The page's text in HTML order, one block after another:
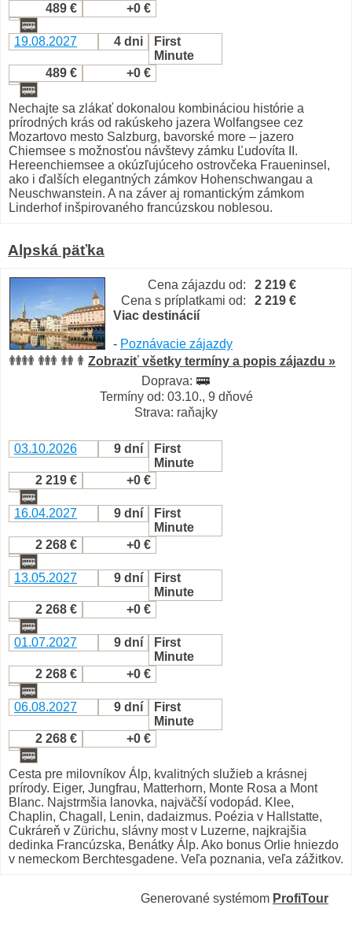
489 €
+0 €
19.08.2027 4 dni
First
Minute
489 €
+0 €
Nechajte sa zlákať dokonalou kombináciou histórie a
prírodných krás od rakúskeho jazera Wolfangsee cez
Mozartovo mesto Salzburg, bavorské more – jazero
Chiemsee s možnosťou návštevy zámku Ľudovíta II.
Hereenchiemsee a okúzľujúceho ostrovčeka Fraueninsel,
ako i ďalších elegantných zámkov Hohenschwangau a
Neuschwanstein. A na záver aj romantickým zámkom
Linderhof inšpirovaného francúzskou noblesou.
Alpská päťka
Cena zájazdu od:
2 219 €
Cena s príplatkami od:
2 219 €
Viac destinácií
- Poznávacie zájazdy
Zobraziť všetky termíny a popis zájazdu »
Doprava:
Termíny od: 03.10., 9 dňové
Strava: raňajky
03.10.2026 9 dní
First
Minute
2 219 €
+0 €
16.04.2027 9 dní
First
Minute
2 268 €
+0 €
13.05.2027 9 dní
First
Minute
2 268 €
+0 €
01.07.2027 9 dní
First
Minute
2 268 €
+0 €
06.08.2027 9 dní
First
Minute
2 268 €
+0 €
Cesta pre milovníkov Álp, kvalitných služieb a krásnej
prírody. Eiger, Jungfrau, Matterhorn, Monte Rosa a Mont
Blanc. Najstrmšia lanovka, najväčší vodopád. Klee,
Chaplin, Chagall, Lenin, dadaizmus. Poézia v Hallstatte,
Cukráreň v Zürichu, slávny most v Luzerne, najkrajšia
dedinka Francúzska, Benátky Álp. Ako bonus Orlie hniezdo
v nemeckom Berchtesgadene. Veľa poznania, veľa zážitkov.
Generované systémom ProfiTour